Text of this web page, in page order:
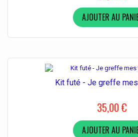
AJOUTER AU
Kit futé - Je greffe
35,00 €
AJOUTER AU